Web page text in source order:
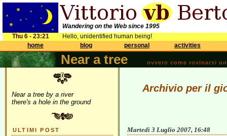
Wandering on the Web since 1995
Thu 6 - 23:21
Hello, unidentified human being!
home
blog personal activities
Near a tree ovvero come rovinarsi
Near a tree by a river
there's a hole in the ground
ULTIMI POST
Archivio per il
Martedì 3 Luglio 2007, 16:48